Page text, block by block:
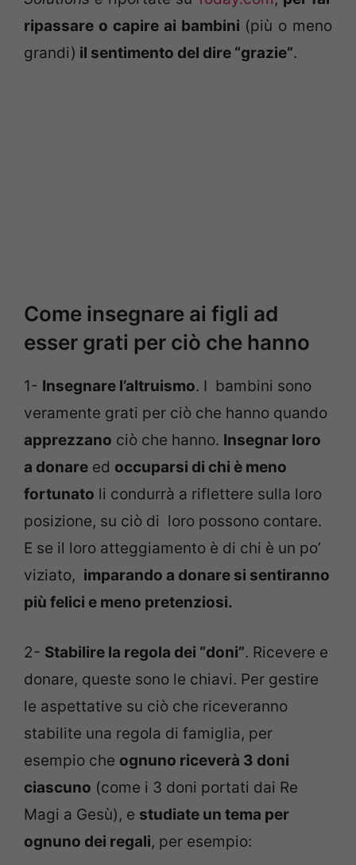
ripassare o capire ai bambini (più o meno
grandi) il sentimento del dire “grazie”.
Come insegnare ai figli ad
esser grati per ciò che hanno
1- Insegnare l’altruismo. I bambini sono
veramente grati per ciò che hanno quando
apprezzano ciò che hanno. Insegnar loro
a donare ed occuparsi di chi è meno
fortunato li condurrà a riflettere sulla loro
posizione, su ciò di loro possono contare.
E se il loro atteggiamento è di chi è un po’
viziato, imparando a donare si sentiranno
più felici e meno pretenziosi.
2- Stabilire la regola dei “doni”. Ricevere e
donare, queste sono le chiavi. Per gestire
le aspettative su ciò che riceveranno
stabilite una regola di famiglia, per
esempio che ognuno riceverà 3 doni
ciascuno (come i 3 doni portati dai Re
Magi a Gesù), e studiate un tema per
ognuno dei regali, per esempio: